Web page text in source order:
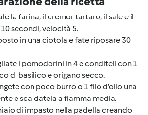
la farina, il cremor tartaro, il sale e il
secondi, velocità 5.
in una ciotola e fate riposare 30
i pomodorini in 4 e conditeli con 1
di basilico e origano secco.
con poco burro o 1 filo d’olio una
e scaldatela a fiamma media.
di impasto nella padella creando